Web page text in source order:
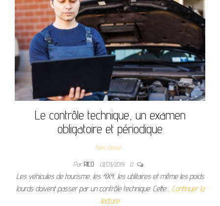
Le contrôle technique, un examen
obligatoire et périodique
Non classé
ParRICO 01/03/2019 0
Les véhicules de tourisme, les 4X4, les utilitaires et même les poids
lourds doivent passer par un contrôle technique. Cette… Continuer la
lecture